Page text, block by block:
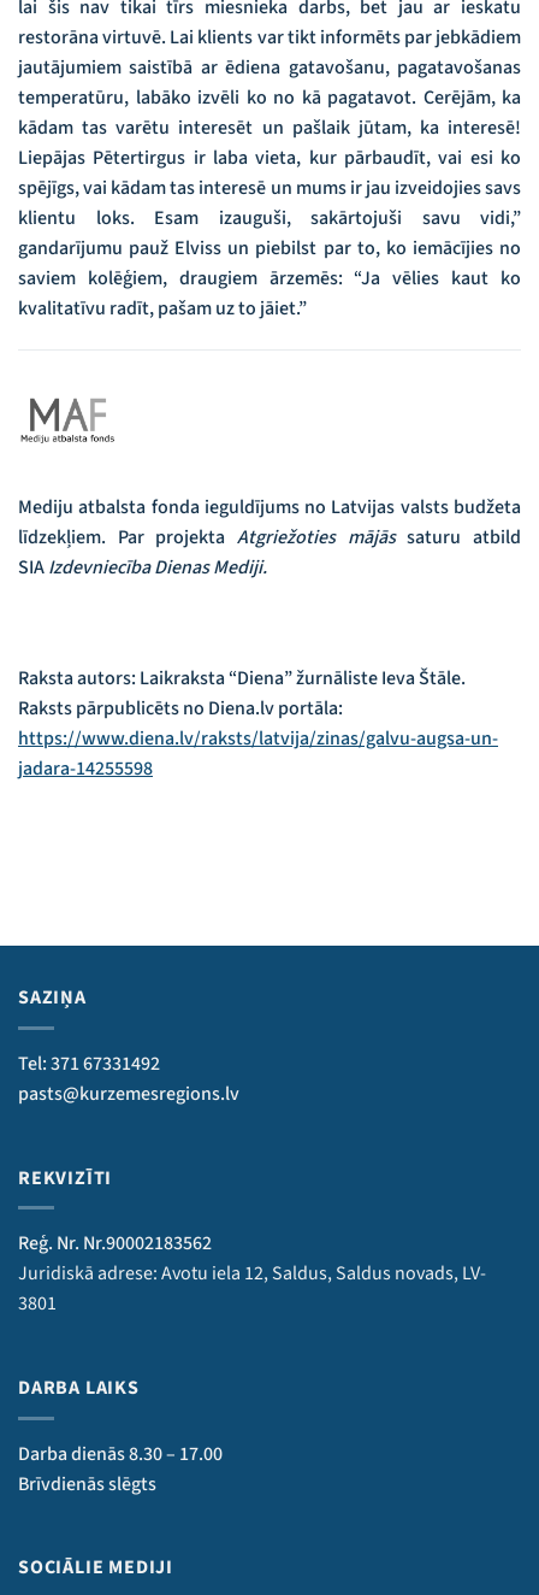
lai šis nav tikai tīrs miesnieka darbs, bet jau ar ieskatu
restorāna virtuvē. Lai klients var tikt informēts par jebkādiem
jautājumiem saistībā ar ēdiena gatavošanu, pagatavošanas
temperatūru, labāko izvēli ko no kā pagatavot. Cerējām, ka
kādam tas varētu interesēt un pašlaik jūtam, ka interesē!
Liepājas Pētertirgus ir laba vieta, kur pārbaudīt, vai esi ko
spējīgs, vai kādam tas interesē un mums ir jau izveidojies savs
klientu loks. Esam izauguši, sakārtojuši savu vidi,”
gandarījumu pauž Elviss un piebilst par to, ko iemācījies no
saviem kolēģiem, draugiem ārzemēs: “Ja vēlies kaut ko
kvalitatīvu radīt, pašam uz to jāiet.”
Mediju atbalsta fonda ieguldījums no Latvijas valsts budžeta
līdzekļiem. Par projekta Atgriežoties mājāssaturu atbild
SIAIzdevniecība Dienas Mediji.
Raksta autors: Laikraksta “Diena” žurnāliste Ieva Štāle.
Raksts pārpublicēts no Diena.lv portāla:
https://www.diena.lv/raksts/latvija/zinas/galvu-augsa-un-
jadara-14255598
SAZIŅA
Tel: 371 67331492
pasts@kurzemesregions.lv
REKVIZĪTI
Reģ. Nr. Nr.90002183562
Juridiskā adrese: Avotu iela 12, Saldus, Saldus novads, LV-
3801
DARBA LAIKS
Darba dienās 8.30 – 17.00
Brīvdienās slēgts
SOCIĀLIE MEDIJI